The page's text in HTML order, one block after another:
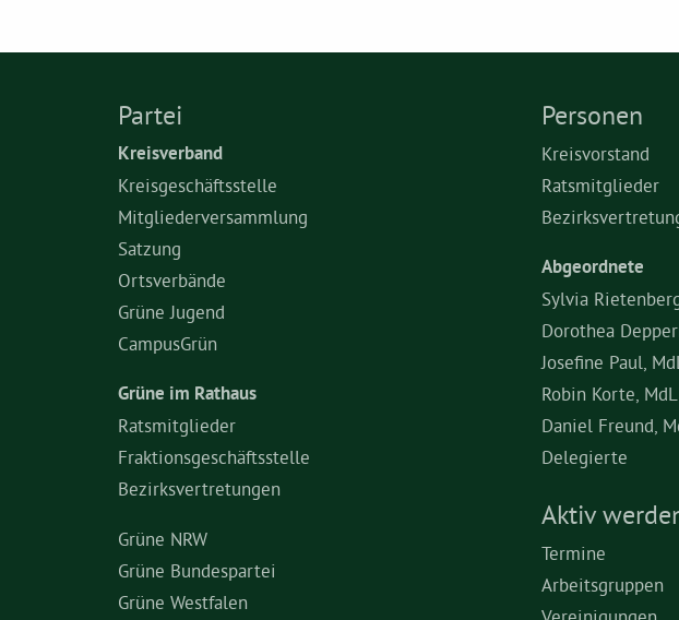
Partei
Kreisverband
Kreisgeschäftsstelle
Mitgliederversammlung
Satzung
Ortsverbände
Grüne Jugend
CampusGrün
Grüne im Rathaus
Ratsmitglieder
Fraktionsgeschäftsstelle
Bezirksvertretungen
Grüne NRW
Grüne Bundespartei
Grüne Westfalen
Personen
Kreisvorstand
Ratsmitglieder
Abgeordnete
Sylvia
Dorothea
Josefine Paul, MdL
Robin Korte, MdL
Daniel Freund,
Delegierte
Aktiv
Termine
Arbeitsgruppen